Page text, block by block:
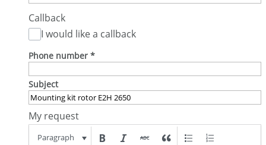
Callback
I would like a callback
Phone number *
Subject
My request
Paragraph